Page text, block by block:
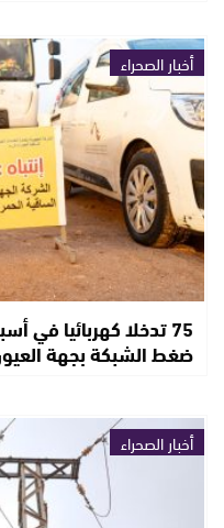
أخبار الصحراء
75 تدخلا كهربائيا
ضغط الشبكة بجهة
أخبار الصحراء